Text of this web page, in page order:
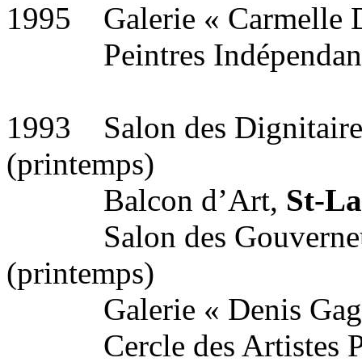
1995 Galerie « Carmelle
Peintres
1993 Salon des
(printemps)
Balcon d’Art, St-
Salon des
(printemps)
Galerie « Denis
Cercle des Artistes